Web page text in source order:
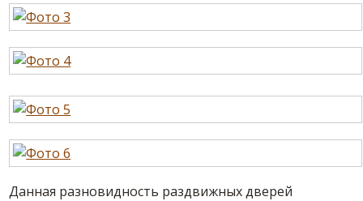
Данная разновидность раздвижных дверей